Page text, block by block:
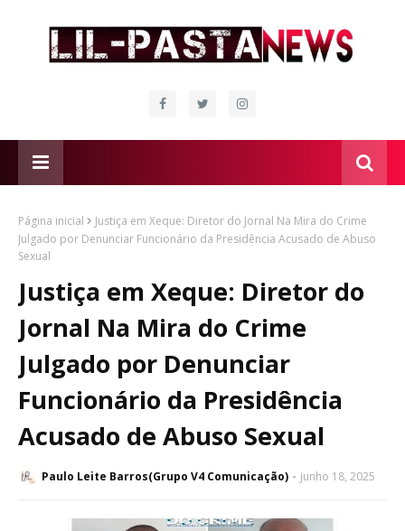
Página inicial
Justiça em Xeque: Diretor do Jornal Na Mira do Crime
Julgado por Denunciar Funcionário da Presidência Acusado de Abuso
Sexual
Justiça em Xeque: Diretor do
Jornal Na Mira do Crime
Julgado por Denunciar
Funcionário da Presidência
Acusado de Abuso Sexual
Paulo Leite Barros(Grupo V4 Comunicação) junho 18, 2025